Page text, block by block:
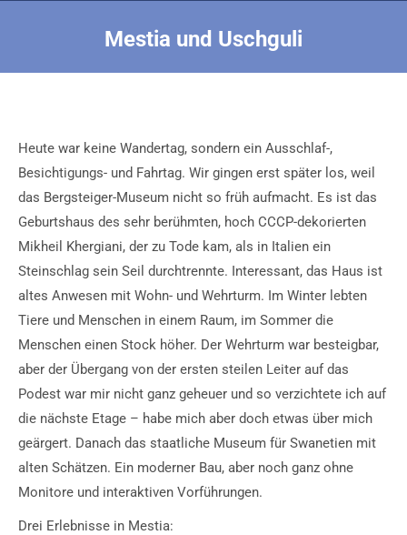
Mestia und Uschguli
Heute war keine Wandertag, sondern ein Ausschlaf-,
Besichtigungs- und Fahrtag. Wir gingen erst später los, weil
das Bergsteiger-Museum nicht so früh aufmacht. Es ist das
Geburtshaus des sehr berühmten, hoch CCCP-dekorierten
Mikheil Khergiani, der zu Tode kam, als in Italien ein
Steinschlag sein Seil durchtrennte. Interessant, das Haus ist
altes Anwesen mit Wohn- und Wehrturm. Im Winter lebten
Tiere und Menschen in einem Raum, im Sommer die
Menschen einen Stock höher. Der Wehrturm war besteigbar,
aber der Übergang von der ersten steilen Leiter auf das
Podest war mir nicht ganz geheuer und so verzichtete ich auf
die nächste Etage – habe mich aber doch etwas über mich
geärgert. Danach das staatliche Museum für Swanetien mit
alten Schätzen. Ein moderner Bau, aber noch ganz ohne
Monitore und interaktiven Vorführungen.
Drei Erlebnisse in Mestia: